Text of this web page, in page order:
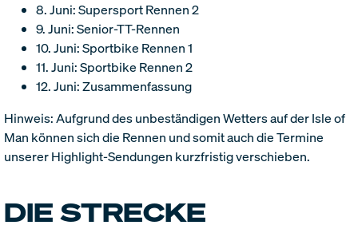
8. Juni: Supersport Rennen 2
9. Juni: Senior-TT-Rennen
10. Juni: Sportbike Rennen 1
11. Juni: Sportbike Rennen 2
12. Juni: Zusammenfassung
Hinweis: Aufgrund des unbeständigen Wetters auf der Isle of
Man können sich die Rennen und somit auch die Termine
unserer Highlight-Sendungen kurzfristig verschieben.
DIE STRECKE